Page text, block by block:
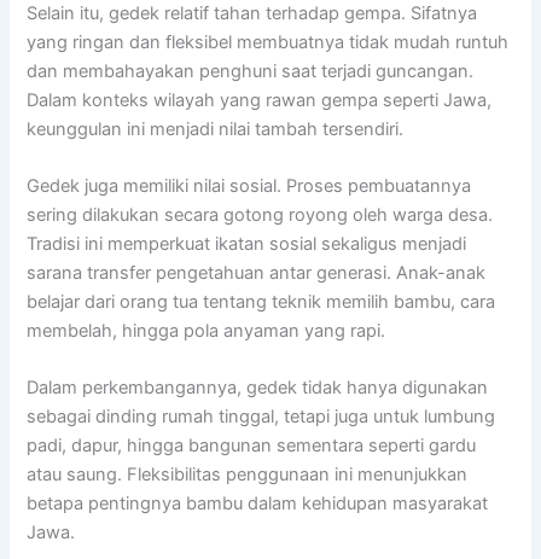
Selain itu, gedek relatif tahan terhadap gempa. Sifatnya
yang ringan dan fleksibel membuatnya tidak mudah runtuh
dan membahayakan penghuni saat terjadi guncangan.
Dalam konteks wilayah yang rawan gempa seperti Jawa,
keunggulan ini menjadi nilai tambah tersendiri.
Gedek juga memiliki nilai sosial. Proses pembuatannya
sering dilakukan secara gotong royong oleh warga desa.
Tradisi ini memperkuat ikatan sosial sekaligus menjadi
sarana transfer pengetahuan antar generasi. Anak-anak
belajar dari orang tua tentang teknik memilih bambu, cara
membelah, hingga pola anyaman yang rapi.
Dalam perkembangannya, gedek tidak hanya digunakan
sebagai dinding rumah tinggal, tetapi juga untuk lumbung
padi, dapur, hingga bangunan sementara seperti gardu
atau saung. Fleksibilitas penggunaan ini menunjukkan
betapa pentingnya bambu dalam kehidupan masyarakat
Jawa.